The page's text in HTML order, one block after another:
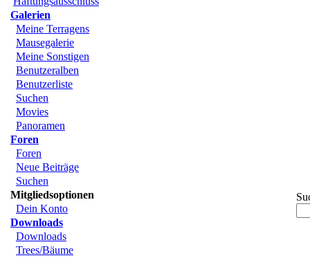
Galerien
Meine Terragens
Mausegalerie
Meine Sonstigen
Benutzeralben
Benutzerliste
Suchen
Movies
Panoramen
Foren
Foren
Neue Beiträge
Suchen
Mitgliedsoptionen
Dein Konto
Downloads
Downloads
Trees/Bäume